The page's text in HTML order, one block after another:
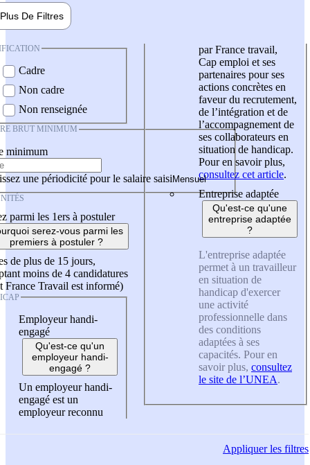
Plus De Filtres
Cadre
Non cadre
Non renseignée
BRUT MINIMUM
minimum
une périodicité pour le salaire saisi
parmi les 1ers à postuler
serez-vous parmi les
premiers à postuler ?
de plus de 15 jours,
moins de 4 candidatures
France Travail est informé)
Employeur handi-
engagé
Qu'est-ce qu'un
employeur handi-
engagé ?
Un employeur handi-
engagé est un
employeur reconnu
par France travail,
Cap emploi et ses
partenaires pour ses
actions concrètes en
faveur du recrutement,
de l’intégration et de
l’accompagnement de
ses collaborateurs en
situation de handicap.
Pour en savoir plus,
consultez cet article.
Entreprise adaptée
Qu'est-ce qu'une
entreprise adaptée
?
L'entreprise adaptée
permet à un travailleur
en situation de
handicap d'exercer
une activité
professionnelle dans
des conditions
adaptées à ses
capacités. Pour en
savoir plus, consultez
le site de l’UNEA.
Appliquerles filtres